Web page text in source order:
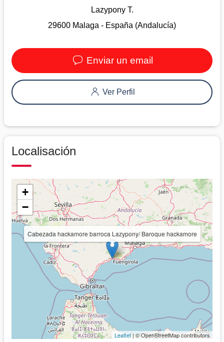
Lazypony T.
29600 Malaga - España (Andalucía)
Enviar un email
Ver Perfil
Localisación
Cabezada hackamore barroca Lazypony/ Baroque hackamore
+
−
Leaflet | © OpenStreetMap contributors